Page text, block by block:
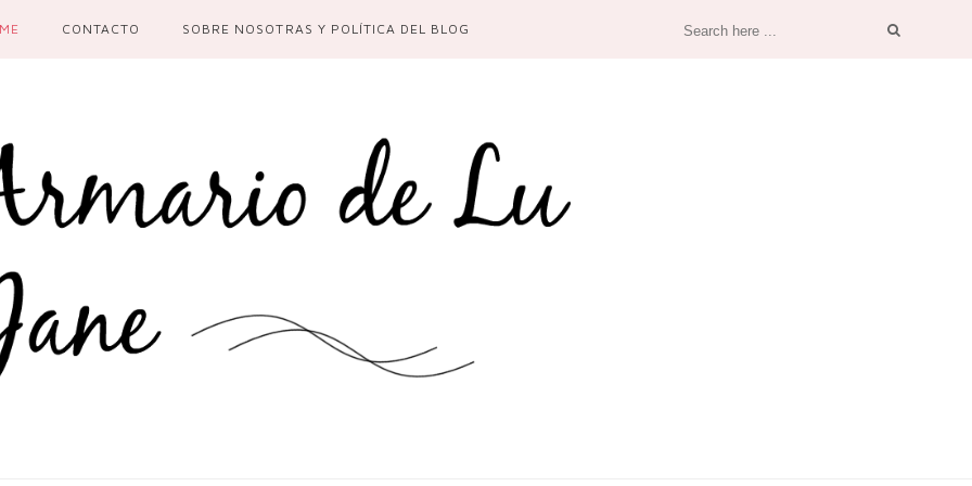
CONTACTO SOBRE NOSOTRAS Y POLÍTICA DEL BLOG